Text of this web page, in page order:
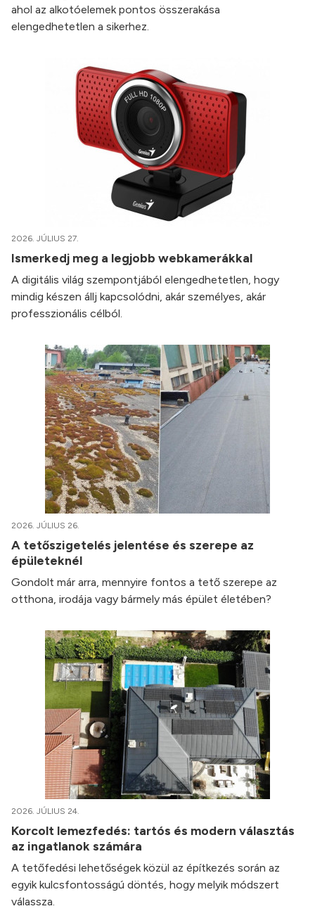
ahol az alkotóelemek pontos összerakása
elengedhetetlen a sikerhez.
2026. JÚLIUS 27.
Ismerkedj meg a legjobb webkamerákkal
A digitális világ szempontjából elengedhetetlen, hogy
mindig készen állj kapcsolódni, akár személyes, akár
professzionális célból.
2026. JÚLIUS 26.
A tetőszigetelés jelentése és szerepe az
épületeknél
Gondolt már arra, mennyire fontos a tető szerepe az
otthona, irodája vagy bármely más épület életében?
2026. JÚLIUS 24.
Korcolt lemezfedés: tartós és modern választás
az ingatlanok számára
A tetőfedési lehetőségek közül az építkezés során az
egyik kulcsfontosságú döntés, hogy melyik módszert
válassza.